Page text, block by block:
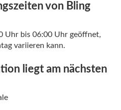
von Bling
Uhr bis 06:00 Uhr geöffnet,
variieren kann.
liegt am nächsten